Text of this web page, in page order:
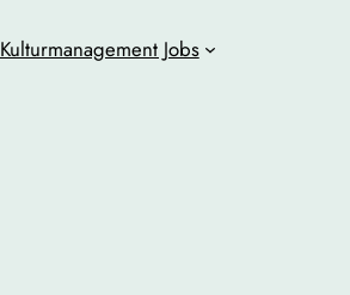
Kulturmanagement Jobs